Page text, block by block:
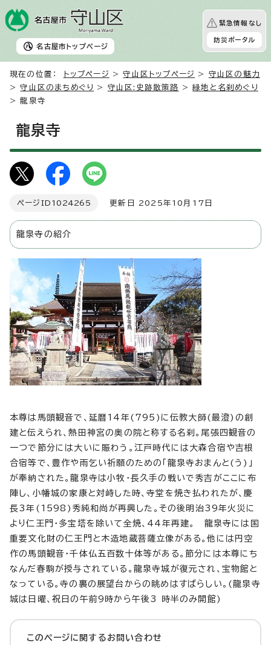
名古屋市 トップページ
緊急情報なし
防災ポータル
現在の位置： トップページ >守山区トップページ > 守山区の魅力
>守山区のまちめぐり > 守山区:史跡散策路 >緑地と名刹めぐり
> 龍泉寺
龍泉寺
ページID 1024265 更新日 2025年10月17日
龍泉寺の紹介
本尊は馬頭観音で、延暦14年(795)に伝教大師(最澄)の創
建と伝えられ、熱田神宮の奥の院と称する名刹。尾張四観音の
一つで節分には大いに賑わう。江戸時代には大森合宿や吉根
合宿等で、豊作や雨乞い祈願のための「龍泉寺おまんと(う)」
が奉納された。龍泉寺は小牧・長久手の戦いで秀吉がここに布
陣し、小幡城の家康と対峙した時、寺堂を焼き払われたが、慶
長3年(1598)秀純和尚が再興した。その後明治39年火災に
より仁王門・多宝塔を除いて全焼、44年再建。 龍泉寺には国
重要文化財の仁王門と木造地蔵菩薩立像がある。他には円空
作の馬頭観音・千体仏五百数十体等がある。節分には本尊にち
なんだ春駒が授与されている。龍泉寺城が復元され、宝物館と
なっている。寺の裏の展望台からの眺めはすばらしい。(龍泉寺
城は日曜、祝日の午前9時から午後3 時半のみ開館)
このページに関する お問い合わせ